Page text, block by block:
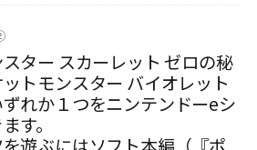
ター スカーレット ゼロの秘
トモンスター バイオレット
れか１つをニンテンドーeシ
す。